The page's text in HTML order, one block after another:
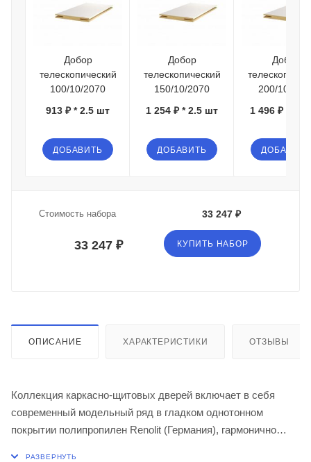
Добор
телескопический
100/10/2070
913 ₽ * 2.5 шт
ДОБАВИТЬ
Добор
телескопический
150/10/2070
1 254 ₽ * 2.5 шт
ДОБАВИТЬ
Добор
200/10/
1 496 ₽ * 2.5
ДОБАВИТЬ
Стоимость набора 33 247 ₽
33 247 ₽ КУПИТЬ НАБОР
ОПИСАНИЕ ХАРАКТЕРИСТИКИ ОТЗЫВЫ
Коллекция каркасно-щитовых дверей включает в себя
современный модельный ряд в гладком однотонном
покрытии полипропилен Renolit (Германия), гармонично